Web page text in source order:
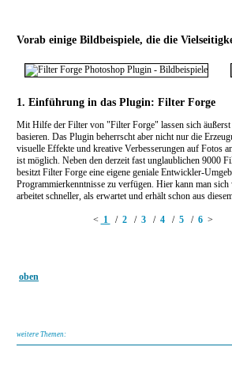
Vorab einige Bildbeispiele, die die
1. Einführung in das Plugin: Filter Forge
Mit Hilfe der Filter von "Filter Forge" lassen sich
basieren. Das Plugin beherrscht aber nicht nur die
visuelle Effekte und kreative Verbesserungen auf Fotos
ist möglich. Neben den derzeit fast unglaublichen 9000
besitzt Filter Forge eine eigene geniale Entwickler-
Programmierkenntnisse zu verfügen. Hier kann man
arbeitet schneller, als erwartet und erhält schon aus
< 1 / 2 / 3 / 4 / 5 / 6 >
oben
weitere Themen: